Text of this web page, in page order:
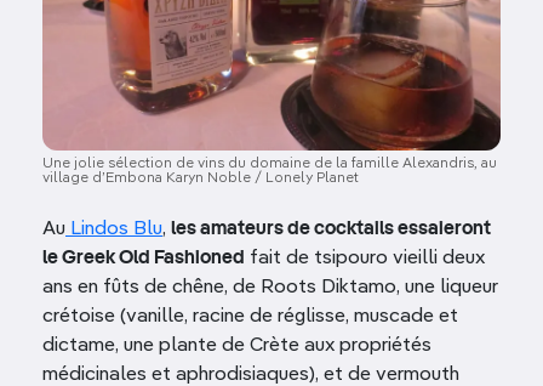
Une jolie sélection de vins du domaine de la famille Alexandris, au
village d’Embona Karyn Noble / Lonely Planet
Au Lindos Blu, les amateurs de cocktails essaieront
le Greek Old Fashioned fait de tsipouro vieilli deux
ans en fûts de chêne, de Roots Diktamo, une liqueur
crétoise (vanille, racine de réglisse, muscade et
dictame, une plante de Crète aux propriétés
médicinales et aphrodisiaques), et de vermouth